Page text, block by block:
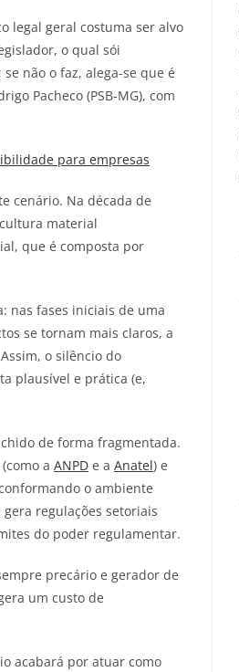
legal geral costuma ser alvo
o qual sói
não o faz, alega-se que é
Pacheco (PSB-MG), com
para empresas
cenário. Na década de
material
que é composta por
nas fases iniciais de uma
se tornam mais claros, a
o silêncio do
plausível e prática (e,
de forma fragmentada.
a ANPD e a Anatel) e
o ambiente
regulações setoriais
do poder regulamentar.
precário e gerador de
um custo de
acabará por atuar como